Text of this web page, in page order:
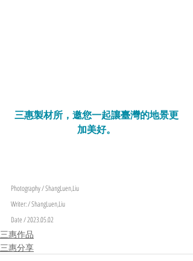
三惠製材所，邀您一起讓臺灣的地景更
加美好。
Photography / ShangLuen,Liu
Writer: / ShangLuen,Liu
Date / 2023.05.02
三惠作品
三惠分享